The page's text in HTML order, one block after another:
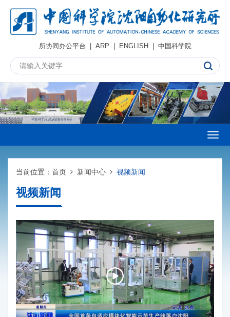
所协同办公平台 | ARP | ENGLISH| 中国科学院
当前位置： 首页 新闻中心 视频新闻
视频新闻